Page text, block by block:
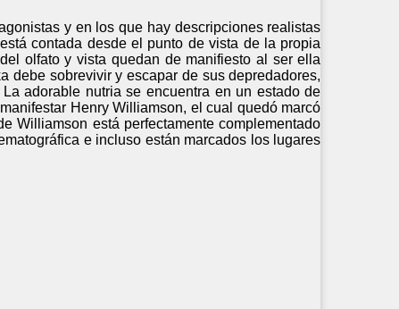
y en los que hay descripciones realistas
contada desde el punto de vista de la propia
olfato y vista quedan de manifiesto al ser ella
debe sobrevivir y escapar de sus depredadores,
adorable nutria se encuentra en un estado de
Henry Williamson, el cual quedó marcó
Williamson está perfectamente complementado
e incluso están marcados los lugares